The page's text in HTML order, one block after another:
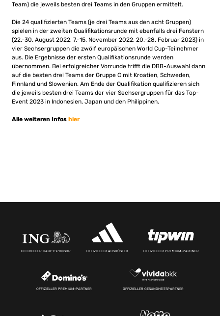
Team) die jeweils besten drei Teams in den Gruppen ermittelt.
Die 24 qualifizierten Teams (je drei Teams aus den acht Gruppen)
spielen in der zweiten Qualifikationsrunde mit ebenfalls drei Fenstern
(22.-30. August 2022, 7.-15. November 2022, 20.-28. Februar 2023) in
vier Sechsergruppen die zwölf europäischen World Cup-Teilnehmer
aus. Die Ergebnisse der ersten Qualifikationsrunde werden
übernommen. Bei erfolgreicher Vorrunde trifft die DBB-Auswahl dann
auf die besten drei Teams der Gruppe C mit Kroatien, Schweden,
Finnland und Slowenien. Am Ende der Qualifikation qualifizieren sich
die jeweils besten drei Teams der vier Sechsergruppen für das Top-
Event 2023 in Indonesien, Japan und den Philippinen.
Alle weiteren Infos hier
OFFIZIELLER HAUPTSPONSOR OFFIZIELLER AUSRÜSTER OFFIZIELLER PREMIUM-PARTNER
OFFIZIELLER PREMIUM-PARTNER OFFIZIELLER GESUNDHEITSPARTNER